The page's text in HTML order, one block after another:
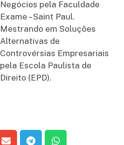
Negócios pela Faculdade
Exame – Saint Paul.
Mestrando em Soluções
Alternativas de
Controvérsias Empresariais
pela Escola Paulista de
Direito (EPD).